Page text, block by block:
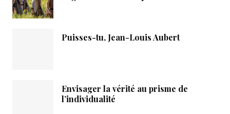
Puisses-tu, Jean-Louis Aubert
Envisager la vérité au prisme de
l’individualité